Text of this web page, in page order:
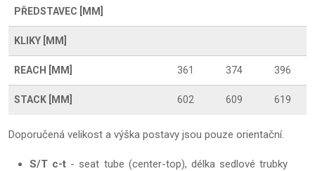
PŘEDSTAVEC [MM]
KLIKY [MM]
REACH [MM] 361 374 396
STACK [MM] 602 609 619
Doporučená velikost a výška postavy jsou pouze orientační.
S/T c-t - seat tube (center-top), délka sedlové trubky